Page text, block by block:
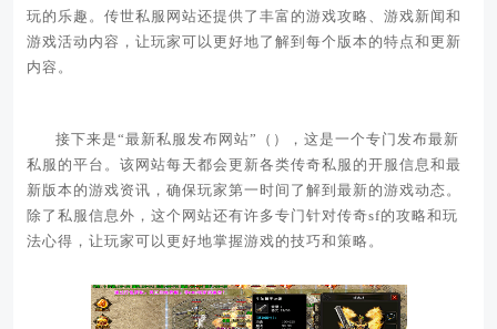
玩的乐趣。传世私服网站还提供了丰富的游戏攻略、游戏新闻和
游戏活动内容，让玩家可以更好地了解到每个版本的特点和更新
内容。
接下来是“最新私服发布网站”（），这是一个专门发布最新
私服的平台。该网站每天都会更新各类传奇私服的开服信息和最
新版本的游戏资讯，确保玩家第一时间了解到最新的游戏动态。
除了私服信息外，这个网站还有许多专门针对传奇sf的攻略和玩
法心得，让玩家可以更好地掌握游戏的技巧和策略。